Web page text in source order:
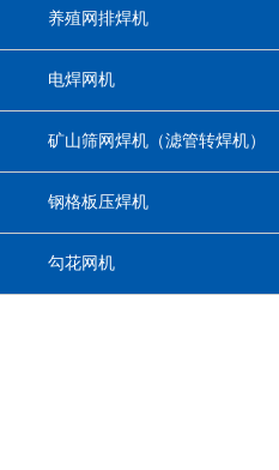
养殖网排焊机
电焊网机
矿山筛网焊机（滤管转焊机）
钢格板压焊机
勾花网机